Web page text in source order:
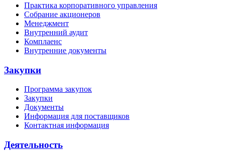
Практика корпоративного управления
Собрание акционеров
Менеджмент
Внутренний аудит
Комплаенс
Внутренние документы
Закупки
Программа закупок
Закупки
Документы
Информация для поставщиков
Контактная информация
Деятельность